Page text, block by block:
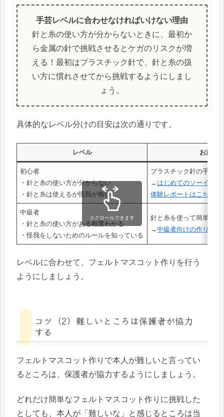
手芸レベルに合わせなければいけない理由
針と糸の使い方が分からないときに、最初か
ら金属の針で挑戦させるとケガのリスクが増
える！最初はプラスチック針で、針と糸の扱
い方に慣れさせてから挑戦するようにしまし
ょう。
具体的なレベル分けの目安は次の通りです。
レベル お薦め
初心者
・針と糸の使い方が分からない
・針と糸は使えるが怪我が怖い
プラスチック針の手芸
→ はじめてのソーイング
体験レポートはこちら
中級者
・針と糸の使い方がある程度わかる
・怪我をしないためのルールを知っている
針と糸を使って簡単な
→中級者向けの作り方
スクロールできます
レベルに合わせて、フェルトマスコット作りを行う
ようにしましょう。
コツ（2）難しいところは保護者が協力
する
フェルトマスコット作りで本人が難しいと言ってい
るところは、保護者が協力するようにしましょう。
どれだけ簡単なフェルトマスコット作りに挑戦した
としても、本人が「難しいな」と感じるところは当